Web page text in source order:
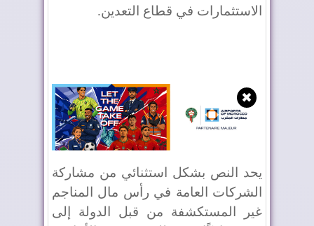
الاستثمارات في قطاع التعدين.
✖
يحد النص بشكل استثنائي من مشاركة
الشركات العامة في رأس مال المناجم
غير المستكشفة من قبل الدولة إلى